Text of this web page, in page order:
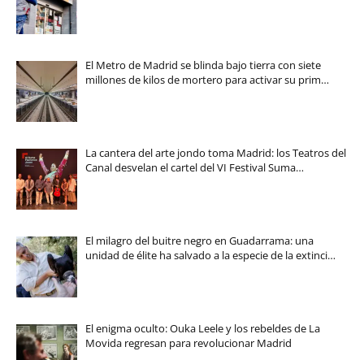
El Metro de Madrid se blinda bajo tierra con siete
millones de kilos de mortero para activar su prim…
La cantera del arte jondo toma Madrid: los Teatros del
Canal desvelan el cartel del VI Festival Suma…
El milagro del buitre negro en Guadarrama: una
unidad de élite ha salvado a la especie de la extinci…
El enigma oculto: Ouka Leele y los rebeldes de La
Movida regresan para revolucionar Madrid